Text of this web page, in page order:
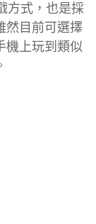
方式，也是採
然目前可選擇
機上玩到類似